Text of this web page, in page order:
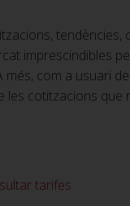
tendències,
imprescindibles
com a usuari de
cotitzacions que
tarifes